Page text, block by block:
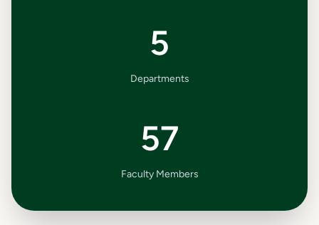
5
Departments
57
Faculty Members